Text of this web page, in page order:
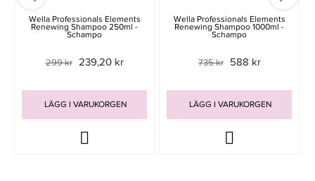
Wella Professionals Elements
Renewing Shampoo 250ml -
Schampo
299 kr 239,20 kr
LÄGG I VARUKORGEN
Wella Professionals Elements
Renewing Shampoo 1000ml -
Schampo
735 kr 588 kr
LÄGG I VARUKORGEN